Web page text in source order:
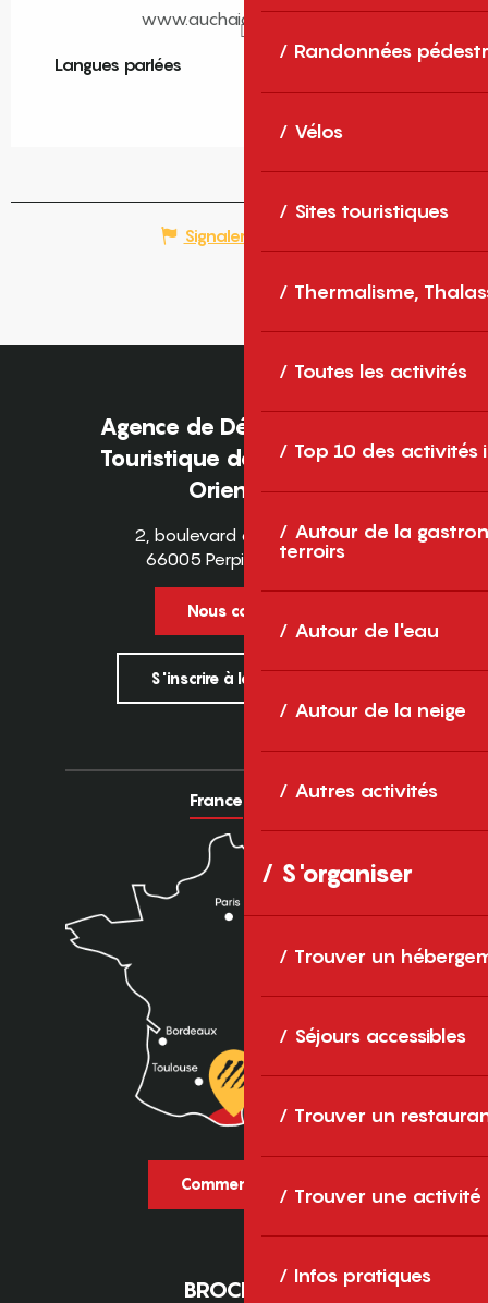
Randonnées
Vélos
Sites touristiques
Thermalisme,
Toutes les activités
Top 10 des activités
Autour de la
terroirs
Autour de l'eau
Autour de la neige
Autres activités
S'organiser
Trouver un
Séjours accessibles
Trouver un
Trouver une activité
Infos pratiques
www.auchaidepierre.com
Langues parlées
Langues parlées
Signaler une erreur
Agence de Développement
Touristique des Pyrénées-
Orientales
2, boulevard des Pyrénées
66005 Perpignan Cedex
Nous contacter
S'inscrire à la newsletter
France Europe
Comment venir ?
BROCHURES